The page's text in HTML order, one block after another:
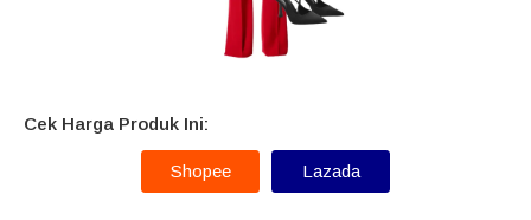
Cek Harga Produk Ini:
Shopee Lazada